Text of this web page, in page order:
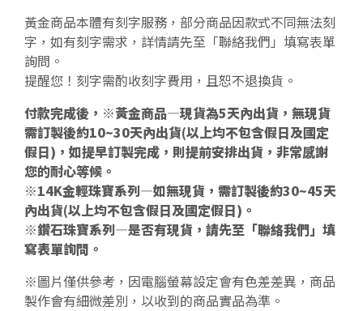
黃金商品本體有刻字服務，部分商品因款式不同無法刻
字，如有刻字需求，詳情請先至「聯絡我們」填寫表單
詢問。
提醒您！刻字需酌收刻字費用，且恕不退換貨。
付款完成後，※黃金商品—現貨為5天內出貨，無現貨
需訂製後約10~30天內出貨(以上均不包含假日及國定
假日)，如提早訂製完成，則提前安排出貨，非常感謝
您的耐心等候。
※14K金輕珠寶系列—如無現貨，需訂製後約30~45天
內出貨(以上均不包含假日及國定假日)。
※鑽石珠寶系列—是否有現貨，請先至「聯絡我們」填
寫表單詢問。
※圖片僅供參考，因電腦螢幕設定會有色差差異，商品
製作會有細微差別，以收到的商品實品為準。